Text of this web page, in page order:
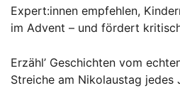
Expert:innen empfehlen,
im Advent – und fördert
Erzähl’ Geschichten vom
Streiche am Nikolaustag jedes